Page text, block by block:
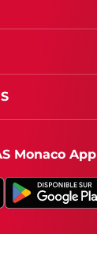
Monaco App